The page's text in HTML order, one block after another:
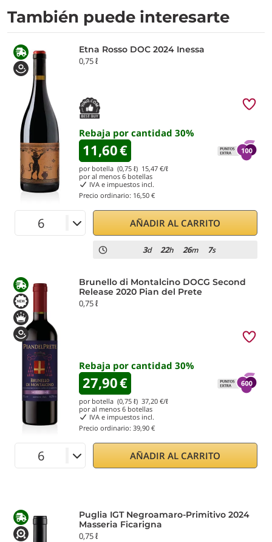
También puede interesarte
Etna Rosso DOC 2024 Inessa
0,75 ℓ
Rebaja por cantidad 30%
11,60€
por botella (0,75 ℓ) 15,47 €/ℓ
por al menos 6 botellas
IVA e impuestos incl.
Precio ordinario: 16,50 €
AÑADIR AL CARRITO
3d 22h 26m 7s
Brunello di Montalcino DOCG Second
Release 2020 Pian del Prete
0,75 ℓ
Rebaja por cantidad 30%
27,90€
por botella (0,75 ℓ) 37,20 €/ℓ
por al menos 6 botellas
IVA e impuestos incl.
Precio ordinario: 39,90 €
AÑADIR AL CARRITO
Puglia IGT Negroamaro-Primitivo 2024
Masseria Ficarigna
0,75 ℓ